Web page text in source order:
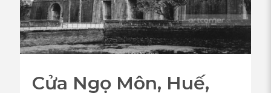
Cửa Ngọ Môn, Huế,